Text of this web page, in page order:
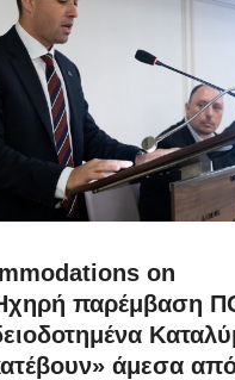
on
παρέμβαση
άμεσα από